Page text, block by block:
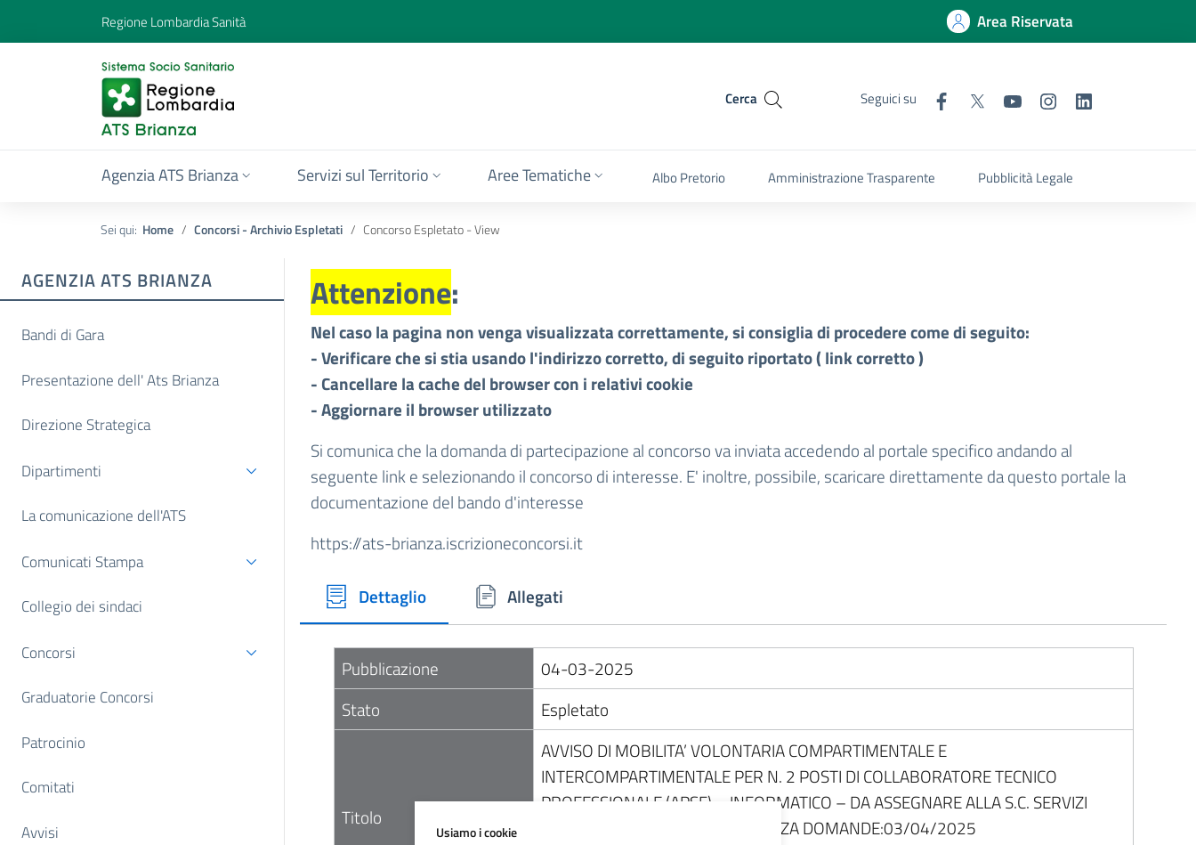
Regione Lombardia Sanità Area Riservata
Cerca Seguici su
Agenzia ATS Brianza Servizi sul Territorio Aree Tematiche Albo Pretorio Amministrazione Trasparente Pubblicità Legale
Sei qui: Home Concorsi - Archivio Espletati Concorso Espletato - View
AGENZIA ATS BRIANZA
Bandi di Gara
Presentazione dell' Ats Brianza
Direzione Strategica
Dipartimenti
La comunicazione dell'ATS
Comunicati Stampa
Collegio dei sindaci
Concorsi
Graduatorie Concorsi
Patrocinio
Comitati
Avvisi
Attenzione:
Nel caso la pagina non venga visualizzata correttamente, si consiglia di procedere come di seguito:
- Verificare che si stia usando l'indirizzo corretto, di seguito riportato ( link corretto)
- Cancellare la cache del browser con i relativi cookie
- Aggiornare il browser utilizzato
Si comunica che la domanda di partecipazione al concorso va inviata accedendo al portale specifico andando al
seguente link e selezionando il concorso di interesse. E' inoltre, possibile, scaricare direttamente da questo portale la
documentazione del bando d'interesse
https://ats-brianza.iscrizioneconcorsi.it
Dettaglio Allegati
Pubblicazione
04-03-2025
Stato
Espletato
Titolo
AVVISO DI MOBILITA’ VOLONTARIA COMPARTIMENTALE E
INTERCOMPARTIMENTALE PER N. 2 POSTI DI COLLABORATORE TECNICO
PROFESSIONALE (APSF) – INFORMATICO – DA ASSEGNARE ALLA S.C. SERVIZI
INFORMATIVI AZIENDALI. SCADENZA DOMANDE:03/04/2025
Usiamo i cookie